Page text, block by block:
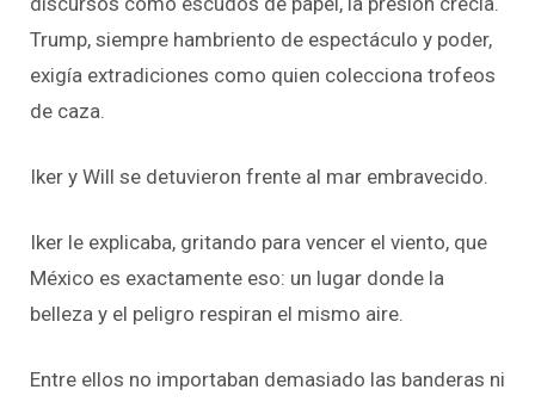
Trump, siempre hambriento de espectáculo y poder,
exigía extradiciones como quien colecciona trofeos
de caza.
Iker y Will se detuvieron frente al mar embravecido.
Iker le explicaba, gritando para vencer el viento, que
México es exactamente eso: un lugar donde la
belleza y el peligro respiran el mismo aire.
Entre ellos no importaban demasiado las banderas ni